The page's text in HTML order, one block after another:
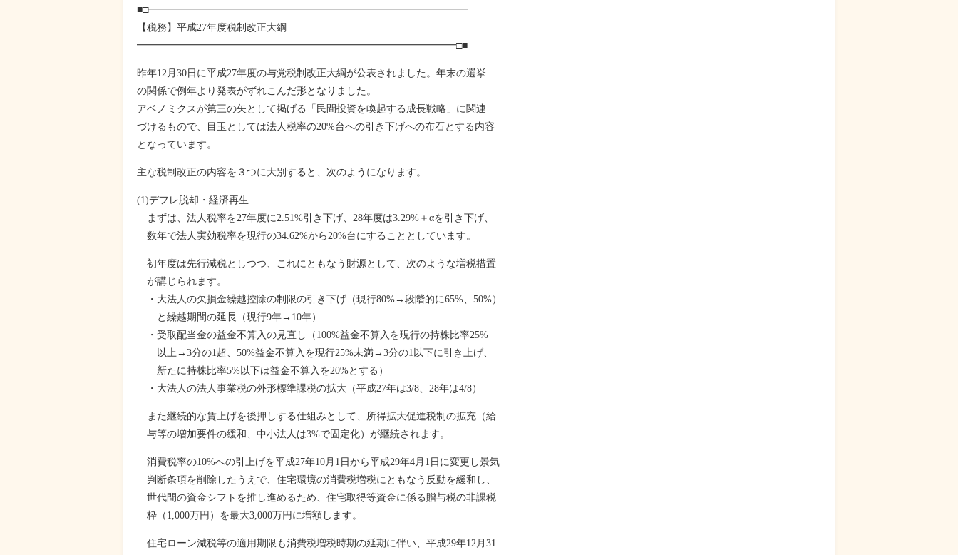
■□━━━━━━━━━━━━━━━━━━━━━━━━━━━━━━━━
【税務】平成27年度税制改正大綱
━━━━━━━━━━━━━━━━━━━━━━━━━━━━━━━━□■
昨年12月30日に平成27年度の与党税制改正大綱が公表されました。年末の選挙
の関係で例年より発表がずれこんだ形となりました。
アベノミクスが第三の矢として掲げる「民間投資を喚起する成長戦略」に関連
づけるもので、目玉としては法人税率の20%台への引き下げへの布石とする内容
となっています。
主な税制改正の内容を３つに大別すると、次のようになります。
(1)デフレ脱却・経済再生
まずは、法人税率を27年度に2.51%引き下げ、28年度は3.29%＋αを引き下げ、
数年で法人実効税率を現行の34.62%から20%台にすることとしています。
初年度は先行減税としつつ、これにともなう財源として、次のような増税措置
が講じられます。
・大法人の欠損金繰越控除の制限の引き下げ（現行80%→段階的に65%、50%）
と繰越期間の延長（現行9年→10年）
・受取配当金の益金不算入の見直し（100%益金不算入を現行の持株比率25%
以上→3分の1超、50%益金不算入を現行25%未満→3分の1以下に引き上げ、
新たに持株比率5%以下は益金不算入を20%とする）
・大法人の法人事業税の外形標準課税の拡大（平成27年は3/8、28年は4/8）
また継続的な賃上げを後押しする仕組みとして、所得拡大促進税制の拡充（給
与等の増加要件の緩和、中小法人は3%で固定化）が継続されます。
消費税率の10%への引上げを平成27年10月1日から平成29年4月1日に変更し景気
判断条項を削除したうえで、住宅環境の消費税増税にともなう反動を緩和し、
世代間の資金シフトを推し進めるため、住宅取得等資金に係る贈与税の非課税
枠（1,000万円）を最大3,000万円に増額します。
住宅ローン減税等の適用期限も消費税増税時期の延期に伴い、平成29年12月31